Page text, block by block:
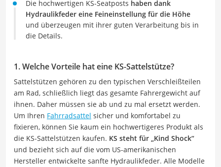
Die hochwertigen KS-Seatposts haben dank
Hydraulikfeder eine Feineinstellung für die Höhe
und überzeugen mit ihrer guten Verarbeitung bis in
die Details.
1. Welche Vorteile hat eine KS-Sattelstütze?
Sattelstützen gehören zu den typischen Verschleißteilen
am Rad, schließlich liegt das gesamte Fahrergewicht auf
ihnen. Daher müssen sie ab und zu mal ersetzt werden.
Um Ihren Fahrradsattel sicher und komfortabel zu
fixieren, können Sie kaum ein hochwertigeres Produkt als
die KS-Sattelstützen kaufen. KS steht für „Kind Shock“
und bezieht sich auf die vom US-amerikanischen
Hersteller entwickelte sanfte Hydraulikfeder. Alle Modelle